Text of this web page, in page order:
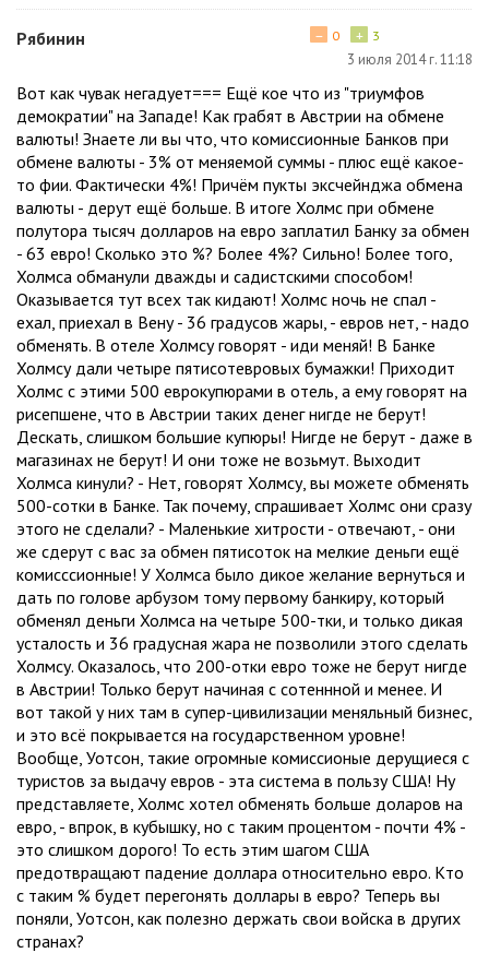
Рябинин + 3
− 0
3 июля 2014 г. 11:18
Вот как чувак негадует=== Ещё кое что из "триумфов
демократии" на Западе! Как грабят в Австрии на обмене
валюты! Знаете ли вы что, что комиссионные Банков при
обмене валюты - 3% от меняемой суммы - плюс ещё какое-
то фии. Фактически 4%! Причём пукты эксчейнджа обмена
валюты - дерут ещё больше. В итоге Холмс при обмене
полутора тысяч долларов на евро заплатил Банку за обмен
- 63 евро! Сколько это %? Более 4%? Сильно! Более того,
Холмса обманули дважды и садистскими способом!
Оказывается тут всех так кидают! Холмс ночь не спал -
ехал, приехал в Вену - 36 градусов жары, - евров нет, - надо
обменять. В отеле Холмсу говорят - иди меняй! В Банке
Холмсу дали четыре пятисотевровых бумажки! Приходит
Холмс с этими 500 еврокупюрами в отель, а ему говорят на
рисепшене, что в Австрии таких денег нигде не берут!
Дескать, слишком большие купюры! Нигде не берут - даже в
магазинах не берут! И они тоже не возьмут. Выходит
Холмса кинули? - Нет, говорят Холмсу, вы можете обменять
500-сотки в Банке. Так почему, спрашивает Холмс они сразу
этого не сделали? - Маленькие хитрости - отвечают, - они
же сдерут с вас за обмен пятисоток на мелкие деньги ещё
комисссионные! У Холмса было дикое желание вернуться и
дать по голове арбузом тому первому банкиру, который
обменял деньги Холмса на четыре 500-тки, и только дикая
усталость и 36 градусная жара не позволили этого сделать
Холмсу. Оказалось, что 200-отки евро тоже не берут нигде
в Австрии! Только берут начиная с сотеннной и менее. И
вот такой у них там в супер-цивилизации меняльный бизнес,
и это всё покрывается на государственном уровне!
Вообще, Уотсон, такие огромные комиссионые дерущиеся с
туристов за выдачу евров - эта система в пользу США! Ну
представляете, Холмс хотел обменять больше доларов на
евро, - впрок, в кубышку, но с таким процентом - почти 4% -
это слишком дорого! То есть этим шагом США
предотвращают падение доллара относительно евро. Кто
с таким % будет перегонять доллары в евро? Теперь вы
поняли, Уотсон, как полезно держать свои войска в других
странах?